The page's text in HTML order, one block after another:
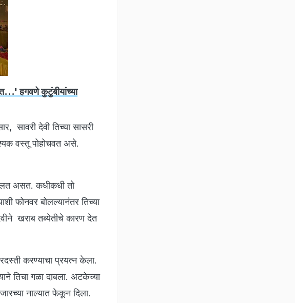
हगवणे कुटुंबीयांच्या
सावरी देवी तिच्या सासरी
वस्तू पोहोचवत असे.
असत. कधीकधी तो
फोनवर बोलल्यानंतर तिच्या
खराब तब्येतीचे कारण देत
करण्याचा प्रयत्न केला.
तिचा गळा दाबला. अटकेच्या
नाल्यात फेकून दिला.